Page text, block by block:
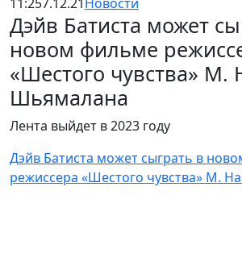
Дэйв Батиста может
новом фильме
«Шестого чувства» М.
Шьямалана
Лента выйдет в 2023 году
Дэйв Батиста может сыграть в
режиссера «Шестого чувства» М.